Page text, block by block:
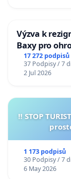
Výzva k
Baxy pro
17 272 podpisů
37 Podpisy / 7
2 Jul 2026
‼️ STOP
1 173 podpisů
30 Podpisy / 7
6 May 2026